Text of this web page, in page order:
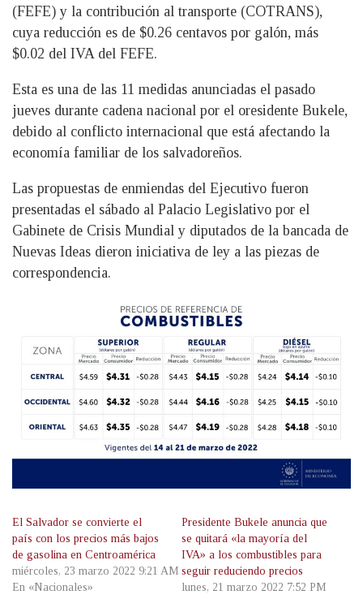
(FEFE) y la contribución al transporte (COTRANS),
cuya reducción es de $0.26 centavos por galón, más
$0.02 del IVA del FEFE.
Esta es una de las 11 medidas anunciadas el pasado
jueves durante cadena nacional por el oresidente Bukele,
debido al conflicto internacional que está afectando la
economía familiar de los salvadoreños.
Las propuestas de enmiendas del Ejecutivo fueron
presentadas el sábado al Palacio Legislativo por el
Gabinete de Crisis Mundial y diputados de la bancada de
Nuevas Ideas dieron iniciativa de ley a las piezas de
correspondencia.
El Salvador se convierte el
país con los precios más bajos
de gasolina en Centroamérica
miércoles, 23 marzo 2022 9:21 AM
En «Nacionales»
Presidente Bukele anuncia que
se quitará «la mayoría del
IVA» a los combustibles para
seguir reduciendo precios
lunes, 21 marzo 2022 7:52 PM